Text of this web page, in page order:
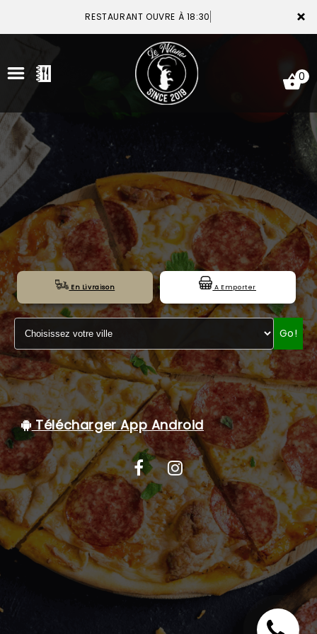
×
RESTAURANT OUVRE À 18:30
ACCUEIL
LA CARTE
VOTRE COMPTE
NOTRE RESTAURANT
VOS AVIS
MENTIONS LÉGALES
C.G.V
0
En Livraison A Emporter
Go!
Télécharger App Android